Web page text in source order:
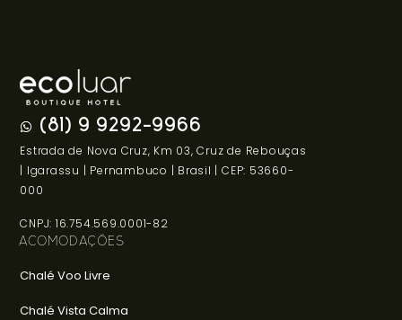
(81) 9 9292-9966
Estrada de Nova Cruz, Km 03, Cruz de Rebouças
| Igarassu | Pernambuco | Brasil | CEP: 53660-
000
CNPJ: 16.754.569.0001-82
ACOMODAÇÕES
Chalé Voo Livre
Chalé Vista Calma